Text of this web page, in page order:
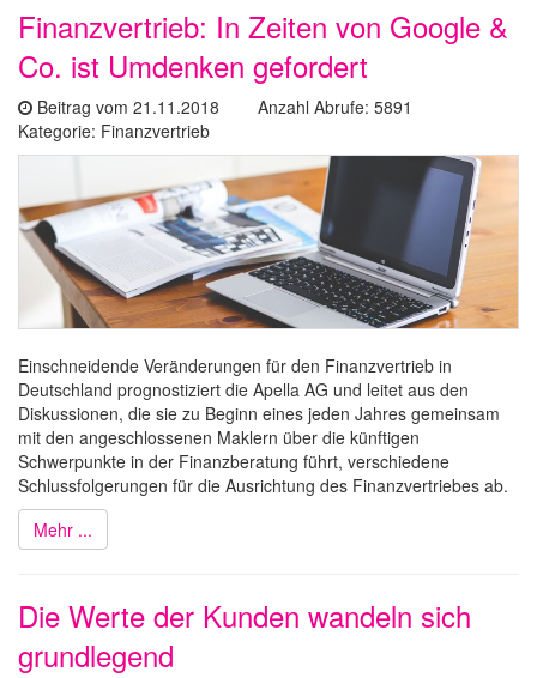
Finanzvertrieb: In Zeiten von Google &
Co. ist Umdenken gefordert
Beitrag vom 21.11.2018 Anzahl Abrufe: 5891
Kategorie: Finanzvertrieb
Einschneidende Veränderungen für den Finanzvertrieb in
Deutschland prognostiziert die Apella AG und leitet aus den
Diskussionen, die sie zu Beginn eines jeden Jahres gemeinsam
mit den angeschlossenen Maklern über die künftigen
Schwerpunkte in der Finanzberatung führt, verschiedene
Schlussfolgerungen für die Ausrichtung des Finanzvertriebes ab.
Mehr ...
Die Werte der Kunden wandeln sich
grundlegend